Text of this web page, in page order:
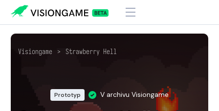
Visiongame > Strawberry Hell
Prototyp V archivu Visiongame